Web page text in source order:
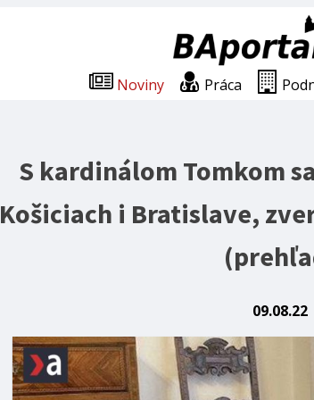
Noviny Práca
S kardinálom Tomkom
Košiciach i Bratislave,
09.08.22